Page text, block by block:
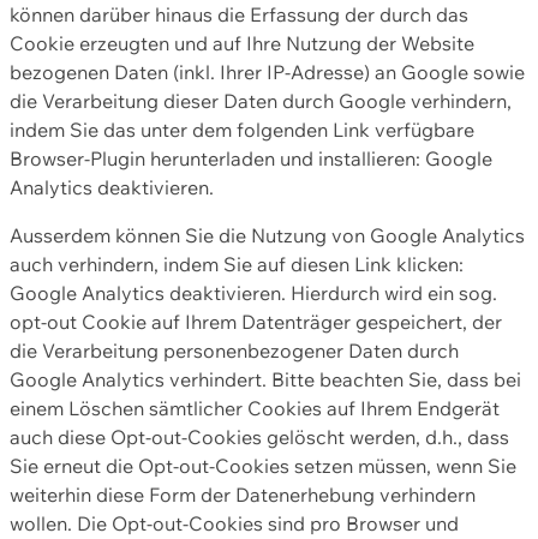
können darüber hinaus die Erfassung der durch das
Cookie erzeugten und auf Ihre Nutzung der Website
bezogenen Daten (inkl. Ihrer IP-Adresse) an Google sowie
die Verarbeitung dieser Daten durch Google verhindern,
indem Sie das unter dem folgenden Link verfügbare
Browser-Plugin herunterladen und installieren: Google
Analytics deaktivieren.
Ausserdem können Sie die Nutzung von Google Analytics
auch verhindern, indem Sie auf diesen Link klicken:
Google Analytics deaktivieren. Hierdurch wird ein sog.
opt-out Cookie auf Ihrem Datenträger gespeichert, der
die Verarbeitung personenbezogener Daten durch
Google Analytics verhindert. Bitte beachten Sie, dass bei
einem Löschen sämtlicher Cookies auf Ihrem Endgerät
auch diese Opt-out-Cookies gelöscht werden, d.h., dass
Sie erneut die Opt-out-Cookies setzen müssen, wenn Sie
weiterhin diese Form der Datenerhebung verhindern
wollen. Die Opt-out-Cookies sind pro Browser und